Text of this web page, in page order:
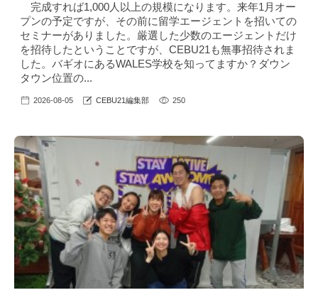
完成すれば1,000人以上の規模になります。来年1月オー
プンの予定ですが、その前に留学エージェントを招いての
セミナーがありました。厳選した少数のエージェントだけ
を招待したということですが、CEBU21も無事招待されま
した。バギオにあるWALES学校を知ってますか？ダウン
タウン位置の...
2026-08-05 CEBU21編集部 250